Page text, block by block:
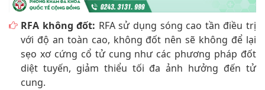
RFA không đốt: RFA sử dụng sóng cao tần điều trị
với độ an toàn cao, không đốt nên sẽ không để lại
sẹo xơ cứng cổ tử cung như các phương pháp đốt
diệt tuyến, giảm thiểu tối đa ảnh hưởng đến tử
cung.